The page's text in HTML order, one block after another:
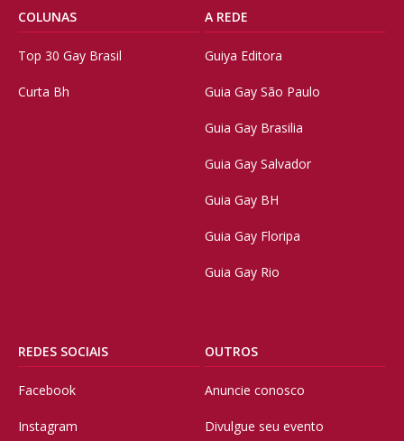
COLUNAS
Top 30 Gay Brasil
Curta Bh
A REDE
Guiya Editora
Guia Gay São Paulo
Guia Gay Brasilia
Guia Gay Salvador
Guia Gay BH
Guia Gay Floripa
Guia Gay Rio
REDES SOCIAIS
Facebook
Instagram
OUTROS
Anuncie conosco
Divulgue seu evento